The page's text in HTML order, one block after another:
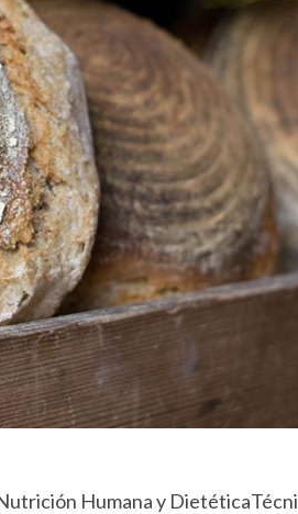
Humana y